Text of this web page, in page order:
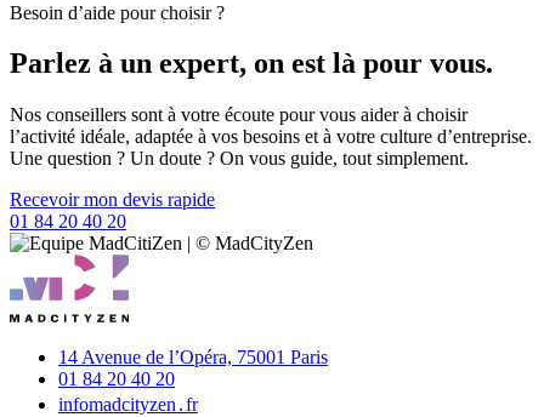
Besoin d’aide pour choisir ?
Parlez à un expert, on est là pour vous.
Nos conseillers sont à votre écoute pour vous aider à choisir
l’activité idéale, adaptée à vos besoins et à votre culture d’entreprise.
Une question ? Un doute ? On vous guide, tout simplement.
Recevoir mon devis rapide
01 84 20 40 20
14 Avenue de l’Opéra, 75001 Paris
01 84 20 40 20
infomadcityzen․fr